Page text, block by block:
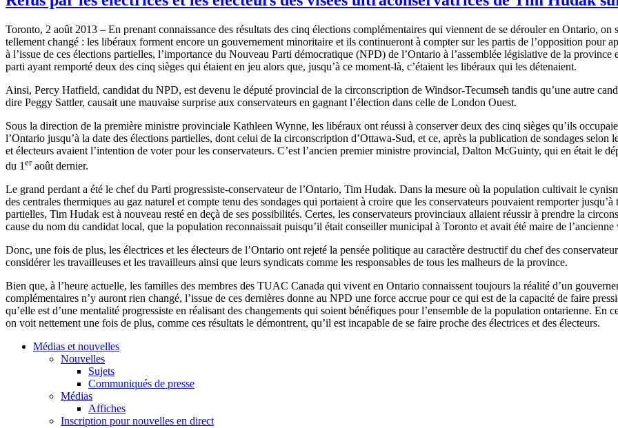
Toronto, 2 août 2013 – En prenant connaissance des résultats des cinq élections complémentaires qui viennent de se dérouleren Ontario, on
tellement changé : les libéraux forment encore un gouvernement minoritaire et ils continueront à compter surles partis de l’opposition pour
à l’issue de ces élections partielles, l’importance du Nouveau Parti démocratique (NPD) de l’Ontario à l’assemblée législative de la province
parti ayant remporté deux des cinq sièges qui étaient en jeu alors que, jusqu’à ce moment-là, c’étaient les libéraux qui les détenaient.
Ainsi, Percy Hatfield, candidat du NPD, est devenu le député provincial de la circonscription de Windsor-Tecumseh tandis qu’une autre
dire Peggy Sattler, causait une mauvaise surprise aux conservateurs en gagnant l’élection dans celle de London Ouest.
Sous la direction de la première ministre provinciale Kathleen Wynne, les libéraux ont réussi à conserverdeux des cinq sièges qu’ils
l’Ontario jusqu’à la date des élections partielles, dont celui de la circonscription d’Ottawa-Sud, et ce, après la publication de sondages selon
et électeurs avaient l’intention de voter pour les conservateurs. C’est l’ancien premierministre provincial, Dalton McGuinty, qui en était le
du 1 er août dernier.
Le grand perdant a été le chef du Parti progressiste-conservateurde l’Ontario, Tim Hudak. Dans la mesure où la population cultivait le
des centrales thermiques au gaz naturel et compte tenu des sondages qui portaient à croire que les conservateurs pouvaient remporter jusqu’à
partielles, Tim Hudak est à nouveau resté en deçà de ses possibilités. Certes, les conservateurs provinciaux allaient réussir à prendre la
cause du nom du candidat local, que la population reconnaissait puisqu’il était conseillermunicipal à Toronto et avait été maire de l’ancienne
Donc, une fois de plus, les électrices et les électeurs de l’Ontario ont rejeté la pensée politique au caractère destructifdu chef des
considérerles travailleuses et les travailleurs ainsi que leurs syndicats comme les responsables de tous les malheurs de la province.
Bien que, à l’heure actuelle, les familles des membres des TUAC Canada qui vivent en Ontario connaissent toujours la réalité d’un
complémentaires n’y auront rien changé, l’issue de ces dernières donne au NPD une force accrue pource qui est de la capacité de faire
qu’elle est d’une mentalité progressiste en réalisant des changements qui soient bénéfiques pourl’ensemble de la population ontarienne. En
on voit nettement une fois de plus, comme ces résultats le démontrent, qu’il est incapable de se faire proche des électrices et des électeurs.
Médias et nouvelles
Nouvelles
Sujets
Communiqués de presse
Médias
Affiches
Inscription pour nouvelles en direct